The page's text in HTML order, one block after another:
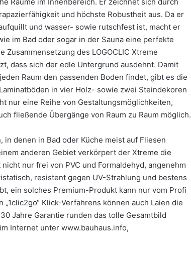
Räume im Innenbereich. Er zeichnet sich durch
und höchste Robustheit aus. Da er
und wasser- sowie rutschfest ist, macht er
im Bad oder sogar in der Sauna eine perfekte
Zusammensetzung des LOGOCLIC Xtreme
dass sich der edle Untergrund ausdehnt. Damit
Raum den passenden Boden findet, gibt es die
in vier Holz- sowie zwei Steindekoren
nur eine Reihe von Gestaltungsmöglichkeiten,
fließende Übergänge von Raum zu Raum möglich.
in denen in Bad oder Küche meist auf Fliesen
anderen Gebiet verkörpert der Xtreme die
nur frei von PVC und Formaldehyd, angenehm
resistent gegen UV-Strahlung und bestens
ein solches Premium-Produkt kann nur vom Profi
Klick-Verfahrens können auch Laien die
Jahre Garantie runden das tolle Gesamtbild
Internet unter www.bauhaus.info,